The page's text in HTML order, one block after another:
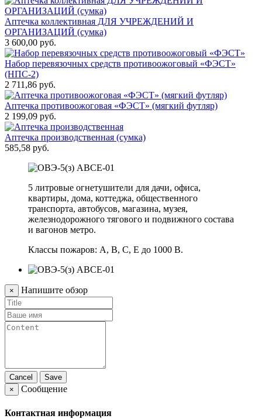
Аптечка коллективная ДЛЯ УЧРЕЖДЕНИЙ И
ОРГАНИЗАЦИЙ (сумка)
3 600,00 руб.
Набор перевязочных средств противоожоговый «ФЭСТ»
(НПС-2)
2 711,86 руб.
Аптечка противоожоговая «ФЭСТ» (мягкий футляр)
2 199,09 руб.
Аптечка производственная (сумка)
585,58 руб.
5 литровые огнетушители для дачи, офиса,
квартиры, дома, коттеджа, общественного
транспорта, автобусов, магазина, музея,
железнодорожного тягового и подвижного состава
и вагонов метро.
Классы пожаров: А, В, С, Е до 1000 В.
× Напишите обзор
Cancel
Save
×
Сообщение
Контактная информация